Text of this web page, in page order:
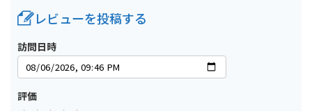
レビューを投稿する
訪問日時
評価